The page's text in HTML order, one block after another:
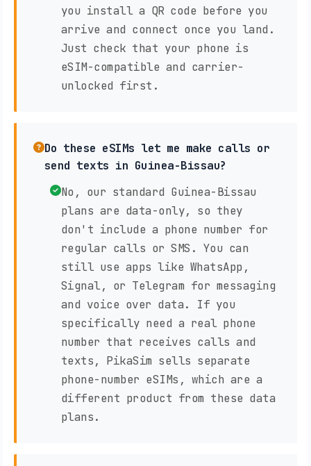
you install a QR code before you
arrive and connect once you land.
Just check that your phone is
eSIM-compatible and carrier-
unlocked first.
Do these eSIMs let me make calls or
send texts in Guinea-Bissau?
No, our standard Guinea-Bissau
plans are data-only, so they
don't include a phone number for
regular calls or SMS. You can
still use apps like WhatsApp,
Signal, or Telegram for messaging
and voice over data. If you
specifically need a real phone
number that receives calls and
texts, PikaSim sells separate
phone-number eSIMs, which are a
different product from these data
plans.